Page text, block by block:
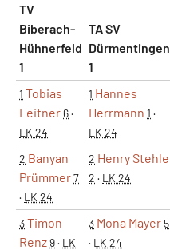
TV
Biberach-
Hühnerfeld
1
TA SV
Dürmentingen
1
1 Tobias
Leitner 6·
LK 24
1 Hannes
Herrmann 1 ·
LK 24
2 Banyan
Prümmer7
· LK 24
2 Henry Stehle
2 · LK 24
3Timon
Renz9· LK
3 Mona Mayer 5
· LK 24